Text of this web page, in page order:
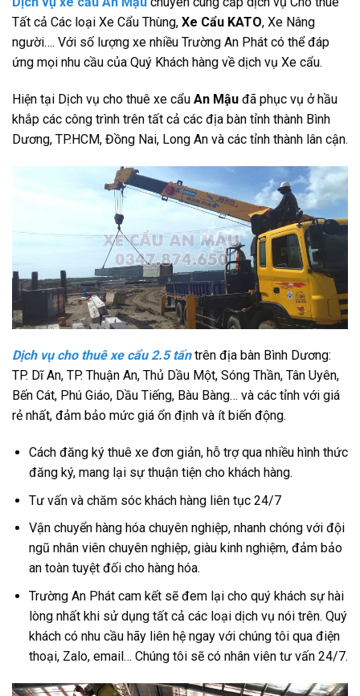
Tất cả Các loại Xe Cẩu Thùng, Xe Cẩu KATO, Xe Nâng
người…. Với số lượng xe nhiều Trường An Phát có thể đáp
ứng mọi nhu cầu của Quý Khách hàng về dịch vụ Xe cẩu.
Hiện tại Dịch vụ cho thuê xe cẩu An Mậu đã phục vụ ở hầu
khắp các công trình trên tất cả các địa bàn tỉnh thành Bình
Dương, TP.HCM, Đồng Nai, Long An và các tỉnh thành lân cận.
Dịch vụ cho thuê xe cẩu 2.5 tấntrên địa bàn Bình Dương:
TP. Dĩ An, TP. Thuận An, Thủ Dầu Một, Sóng Thần, Tân Uyên,
Bến Cát, Phú Giáo, Dầu Tiếng, Bàu Bàng… và các tỉnh với giá
rẻ nhất, đảm bảo mức giá ổn định và ít biến động.
Cách đăng ký thuê xe đơn giản, hỗ trợ qua nhiều hình thức
đăng ký, mang lại sự thuận tiện cho khách hàng.
Tư vấn và chăm sóc khách hàng liên tục 24/7
Vận chuyển hàng hóa chuyên nghiệp, nhanh chóng với đội
ngũ nhân viên chuyên nghiệp, giàu kinh nghiệm, đảm bảo
an toàn tuyệt đối cho hàng hóa.
Trường An Phát cam kết sẽ đem lại cho quý khách sự hài
lòng nhất khi sử dụng tất cả các loại dịch vụ nói trên. Quý
khách có nhu cầu hãy liên hệ ngay với chúng tôi qua điện
thoại, Zalo, email… Chúng tôi sẽ có nhân viên tư vấn 24/7.